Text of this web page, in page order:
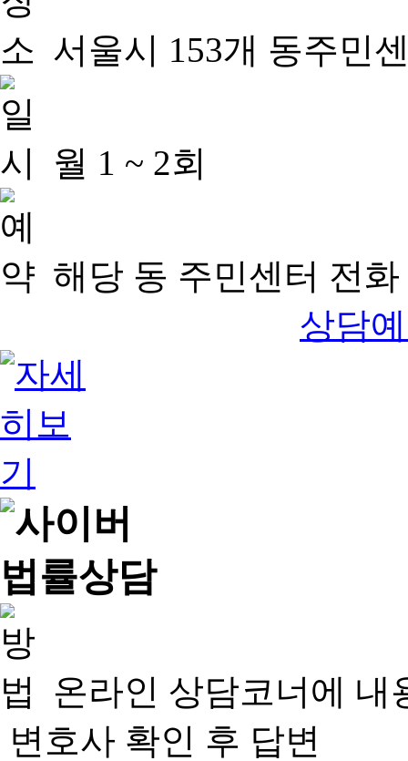
서울시 153개 동주민
월 1 ~ 2회
해당 동 주민센터 전
상담
온라인 상담코너에 내
변호사 확인 후 답변